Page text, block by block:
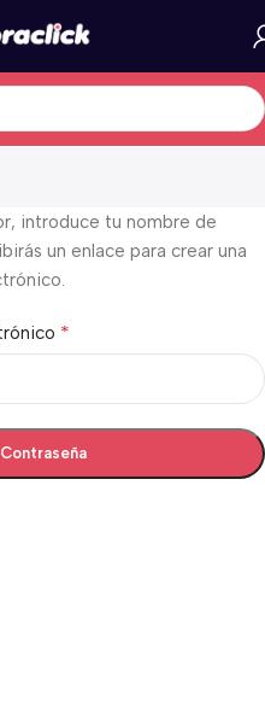
introduce tu nombre de
un enlace para crear una
*